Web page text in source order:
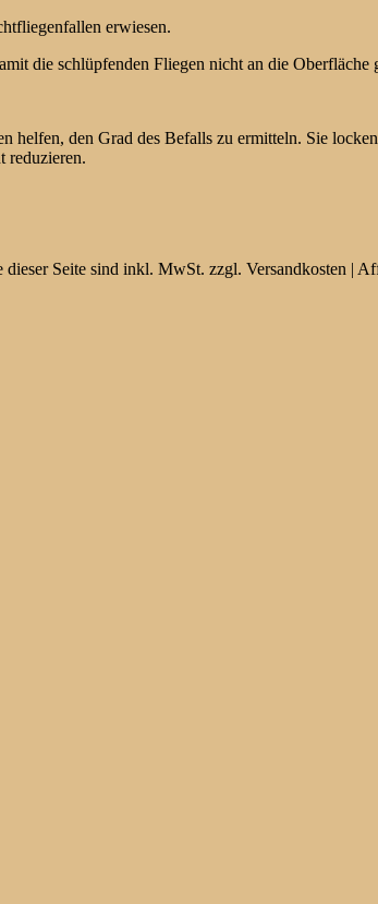
erwiesen.
die schlüpfenden Fliegen nicht an die Oberfläche
den Grad des Befalls zu ermitteln. Sie
reduzieren.
Seite sind inkl. MwSt. zzgl. Versandkosten |